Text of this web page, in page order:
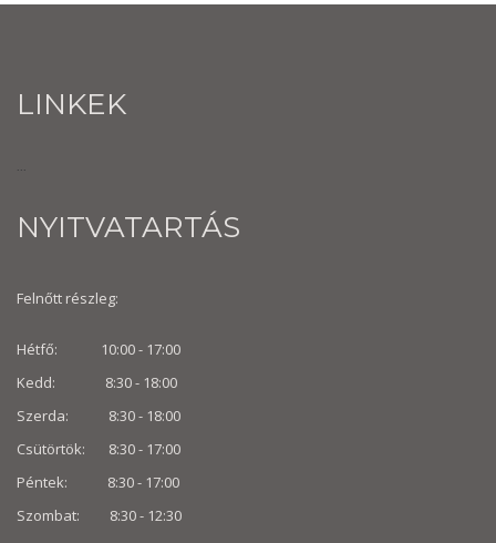
LINKEK
...
NYITVATARTÁS
Felnőtt részleg:
Hétfő: 10:00 - 17:00
Kedd: 8:30 - 18:00
Szerda: 8:30 - 18:00
Csütörtök: 8:30 - 17:00
Péntek: 8:30 - 17:00
Szombat: 8:30 - 12:30